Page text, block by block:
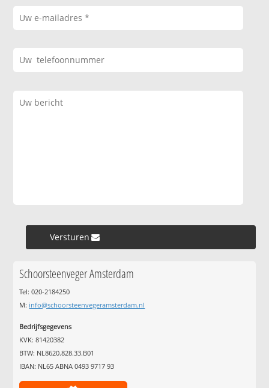
Versturen »
Schoorsteenveger Amsterdam
Tel: 020-2184250
M: info@schoorsteenvegeramsterdam.nl
Bedrijfsgegevens
KVK: 81420382
BTW: NL8620.828.33.B01
IBAN: NL65 ABNA 0493 9717 93